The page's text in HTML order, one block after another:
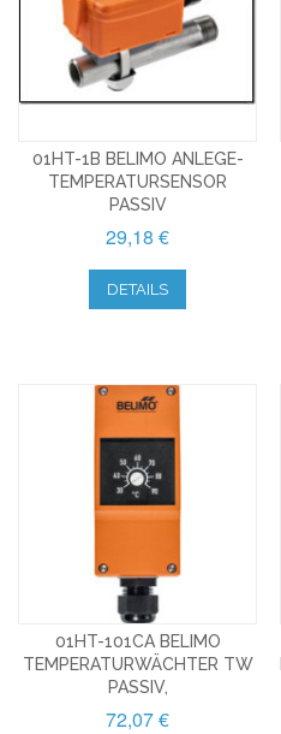
01HT-1B BELIMO ANLEGE-
TEMPERATURSENSOR
PASSIV
29,18 €
DETAILS
01HT-101CA BELIMO
TEMPERATURWÄCHTER TW
PASSIV,
72,07 €